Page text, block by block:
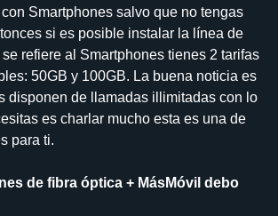
Smartphones salvo que no tengas
si es posible instalar la línea de
refiere al Smartphones tienes 2 tarifas
50GB y 100GB. La buena noticia es
disponen de llamadas illimitadas con lo
es charlar mucho esta es una de
para ti.
de fibra óptica + MásMóvil debo